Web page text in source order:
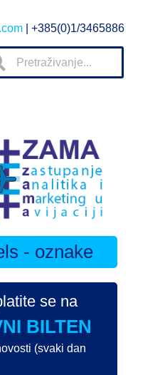
| +385(0)1/3465886
- oznake
se na
BILTEN
(svaki dan